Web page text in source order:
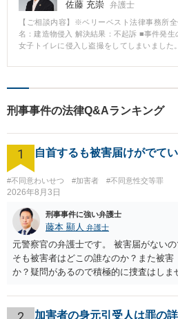
佐藤 充崇 弁護士
【ご相談内容】※ベリーベスト法律事務所
名：建造物侵入 解決結果：不起訴 ■事件発
女子トイレに侵入し盗撮をしてしまいました
撮し現行犯逮捕されたとの相談が入りました
た。 その後は，被害者の方との示談交渉に取
初示談について消極的でしたが，Aさんの謝罪
すんなりと示談を受け入れてくれることは，
でも被害者の方は精神的に示談することは受
した。そのような中でも，真摯に反省の意を
とによって，当方の意向をご理解いただくこ
した。示談交渉には数か月を要してしまいま
ことができたので，Aさんにも満足していた
うに，弁護士の粘り強い交渉が解決のポイント
刑事事件の法律Q&Aランキング
1 自首するも被害届けがでて
#不同意わいせつ #加害者 #不同意性交等罪
2026年8月3日
刑事事件に強い弁護士
藤本 顯人 弁護士
元警察官の弁護士です。 被害届がない
そも被害者はどこの誰なのか？また被
か？疑問があるので積極的に捜査はし
加害者の身元引受人は罪の